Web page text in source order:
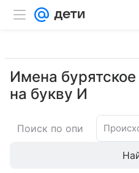
Имена
на букву И